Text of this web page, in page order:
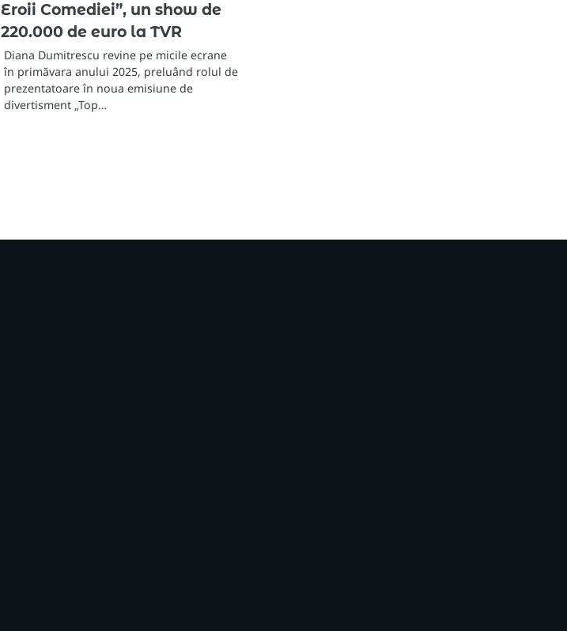
Eroii Comediei”, un show de
220.000 de euro la TVR
Diana Dumitrescu revine pe micile ecrane
în primăvara anului 2025, preluând rolul de
prezentatoare în noua emisiune de
divertisment „Top…